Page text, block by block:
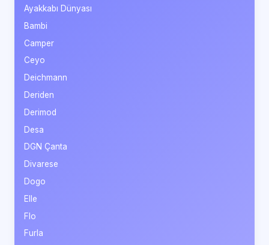
Ayakkabı Dünyası
Bambi
Camper
Ceyo
Deichmann
Deriden
Derimod
Desa
DGN Çanta
Divarese
Dogo
Elle
Flo
Furla